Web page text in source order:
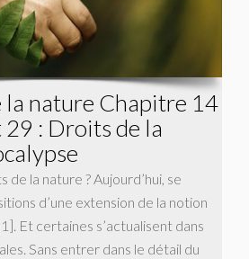
la nature Chapitre 14
: Droits de la
de la nature ? Aujourd’hui, se
d’une extension de la notion
Et certaines s’actualisent dans
Sans entrer dans le détail du